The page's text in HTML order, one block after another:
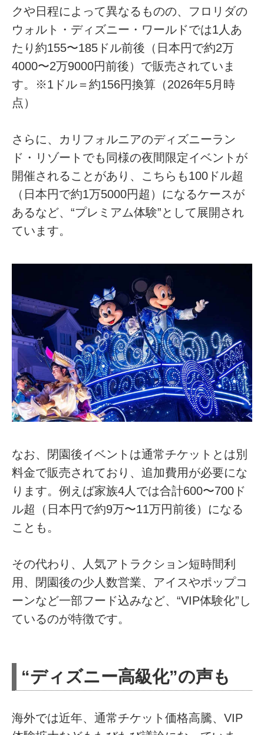
クや日程によって異なるものの、フロリダの
ウォルト・ディズニー・ワールドでは1人あ
たり約155〜185ドル前後（日本円で約2万
4000〜2万9000円前後）で販売されていま
す。※1ドル＝約156円換算（2026年5月時
点）
さらに、カリフォルニアのディズニーラン
ド・リゾートでも同様の夜間限定イベントが
開催されることがあり、こちらも100ドル超
（日本円で約1万5000円超）になるケースが
あるなど、“プレミアム体験”として展開され
ています。
なお、閉園後イベントは通常チケットとは別
料金で販売されており、追加費用が必要にな
ります。例えば家族4人では合計600〜700ド
ル超（日本円で約9万〜11万円前後）になる
ことも。
その代わり、人気アトラクション短時間利
用、閉園後の少人数営業、アイスやポップコ
ーンなど一部フード込みなど、“VIP体験化”し
ているのが特徴です。
“ディズニー高級化”の声も
海外では近年、通常チケット価格高騰、VIP